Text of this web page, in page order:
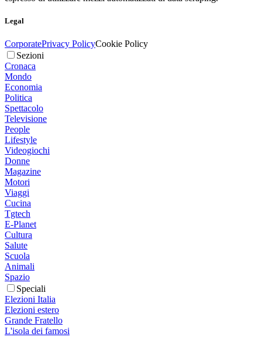
Legal
CorporatePrivacy PolicyCookie Policy
Sezioni
Cronaca
Mondo
Economia
Politica
Spettacolo
Televisione
People
Lifestyle
Videogiochi
Donne
Magazine
Motori
Viaggi
Cucina
Tgtech
E-Planet
Cultura
Salute
Scuola
Animali
Spazio
Speciali
Elezioni Italia
Elezioni estero
Grande Fratello
L'isola dei famosi